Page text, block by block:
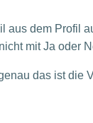
aus dem Profil
mit Ja oder
das ist die